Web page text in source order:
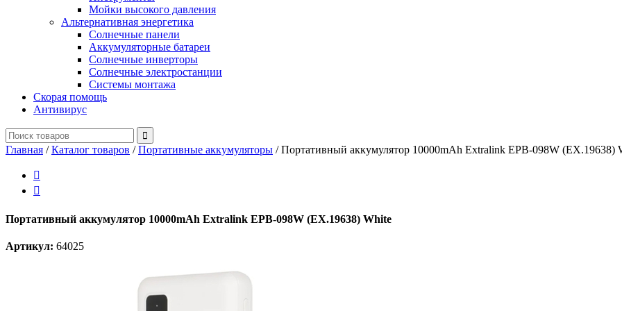
Мойки высокого давления
Альтернативная энергетика
Солнечные панели
Аккумуляторные батареи
Солнечные инверторы
Солнечные электростанции
Системы монтажа
Скорая помощь
Антивирус
Главная /Каталог товаров /Портативные аккумуляторы /Портативный аккумулятор 10000mAh Extralink EPB-098W (EX.19638)


Портативный аккумулятор 10000mAh Extralink EPB-098W (EX.19638) White
Артикул: 64025